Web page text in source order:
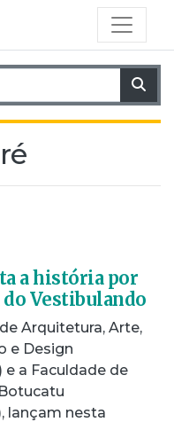
a história por
do Vestibulando
Arquitetura, Arte,
e Design
e a Faculdade de
lançam nesta